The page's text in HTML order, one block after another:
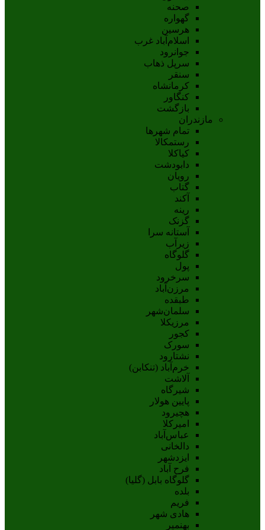
صحنه
گهواره
هرسین
اسلام‌‌آباد غرب
جوانرود
سرپل ذهاب
سنقر
کرمانشاه
کنگاور
بازگشت
مازندران
تمام شهر‌ها
رستمکالا
کیاکلا
دابودشت
رویان
گتاب
آکند
رینه
گزنک
آستانه سرا
زیرآب
گلوگاه
پول
سرخرود
مرزن‌آباد
طبقده
سلمان‌شهر
مرزیکلا
کجور
سورک
نشتارود
خرم‌آباد (تنکابن)
آلاشت
شیرگاه
پایین هولار
هچیرود
امیرکلا
عباس‌آباد
دالخانی
ایزدشهر
فرح آباد
گلوگاه بابل (گلیا)
بلده
فریم
هادی شهر
بهنمیر